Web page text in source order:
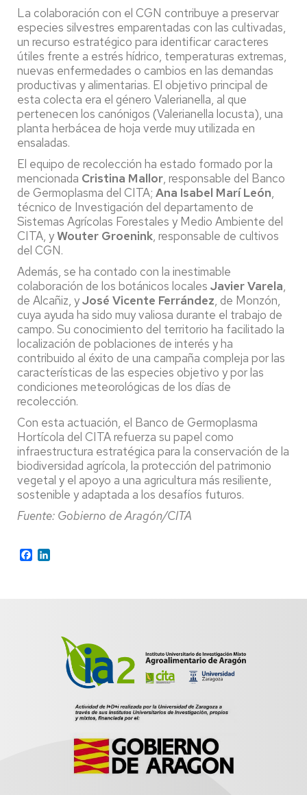
La colaboración con el CGN contribuye a preservar
especies silvestres emparentadas con las cultivadas,
un recurso estratégico para identificar caracteres
útiles frente a estrés hídrico, temperaturas extremas,
nuevas enfermedades o cambios en las demandas
productivas y alimentarias. El objetivo principal de
esta colecta era el género Valerianella, al que
pertenecen los canónigos (Valerianella locusta), una
planta herbácea de hoja verde muy utilizada en
ensaladas.
El equipo de recolección ha estado formado por la
mencionada Cristina Mallor, responsable del Banco
de Germoplasma del CITA; Ana Isabel Marí León,
técnico de Investigación del departamento de
Sistemas Agrícolas Forestales y Medio Ambiente del
CITA, yWouter Groenink, responsable de cultivos
del CGN.
Además, se ha contado con la inestimable
colaboración de los botánicos locales Javier Varela,
de Alcañiz, yJosé Vicente Ferrández, de Monzón,
cuya ayuda ha sido muy valiosa durante el trabajo de
campo. Su conocimiento del territorio ha facilitado la
localización de poblaciones de interés y ha
contribuido al éxito de una campaña compleja por las
características de las especies objetivo y por las
condiciones meteorológicas de los días de
recolección.
Con esta actuación, el Banco de Germoplasma
Hortícola del CITA refuerza su papel como
infraestructura estratégica para la conservación de la
biodiversidad agrícola, la protección del patrimonio
vegetal y el apoyo a una agricultura más resiliente,
sostenible y adaptada a los desafíos futuros.
Fuente: Gobierno de Aragón/CITA
Facebook